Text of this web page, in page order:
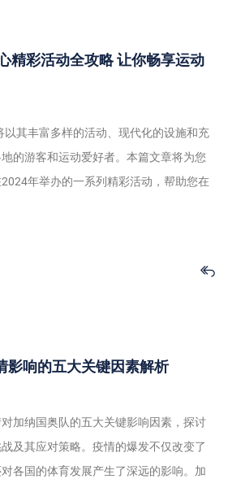
精彩活动全攻略 让你畅享运动
其丰富多样的活动、现代化的设施和充
的游客和运动爱好者。本篇文章将为您
年举办的一系列精彩活动，帮助您在
影响的五大关键因素解析
加纳国奥队的五大关键影响因素，探讨
及其应对策略。疫情的爆发不仅改变了
各国的体育发展产生了深远的影响。加